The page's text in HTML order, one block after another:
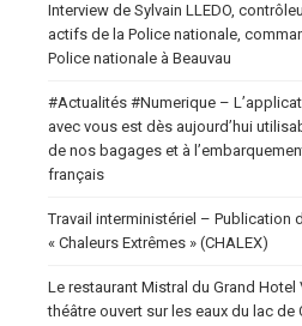
Interview de Sylvain LLEDO,
actifs de la Police nationale,
Police nationale à Beauvau
#Actualités #Numerique –
avec vous est dès aujourd’hui
de nos bagages et à
français
Travail interministériel – Publication
« Chaleurs Extrêmes » (CHALEX)
Le restaurant Mistral du Grand Hotel
théâtre ouvert sur les eaux du lac de